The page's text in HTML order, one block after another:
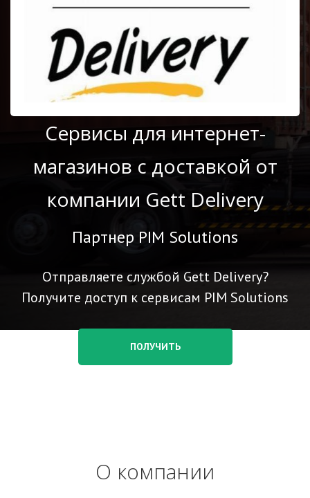
Сервисы для интернет-
магазинов с доставкой от
компании Gett Delivery
Партнер PIM Solutions
Отправляете службой Gett Delivery?
Получите доступ к сервисам PIM Solutions
ПОЛУЧИТЬ
О компании